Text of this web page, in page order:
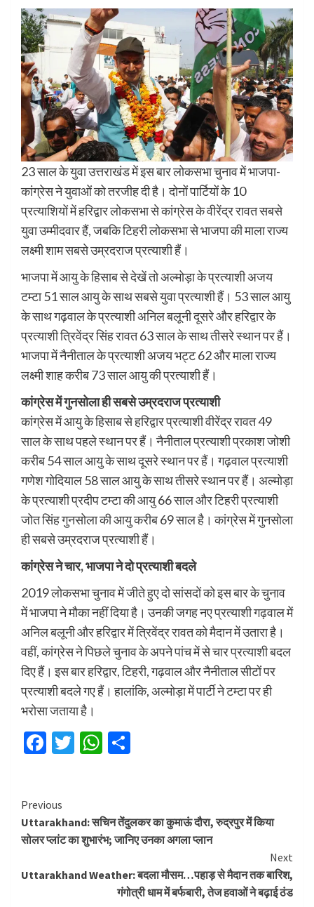
23 साल के युवा उत्तराखंड में इस बार लोकसभा चुनाव में भाजपा-
कांग्रेस ने युवाओं को तरजीह दी है। दोनों पार्टियों के 10
प्रत्याशियों में हरिद्वार लोकसभा से कांग्रेस के वीरेंद्र रावत सबसे
युवा उम्मीदवार हैं, जबकि टिहरी लोकसभा से भाजपा की माला राज्य
लक्ष्मी शाम सबसे उम्रदराज प्रत्याशी हैं।
भाजपा में आयु के हिसाब से देखें तो अल्मोड़ा के प्रत्याशी अजय
टम्टा 51 साल आयु के साथ सबसे युवा प्रत्याशी हैं। 53 साल आयु
के साथ गढ़वाल के प्रत्याशी अनिल बलूनी दूसरे और हरिद्वार के
प्रत्याशी त्रिवेंद्र सिंह रावत 63 साल के साथ तीसरे स्थान पर हैं।
भाजपा में नैनीताल के प्रत्याशी अजय भट्ट 62 और माला राज्य
लक्ष्मी शाह करीब 73 साल आयु की प्रत्याशी हैं।
कांग्रेस में गुनसोला ही सबसे उम्रदराज प्रत्याशी
कांग्रेस में आयु के हिसाब से हरिद्वार प्रत्याशी वीरेंद्र रावत 49
साल के साथ पहले स्थान पर हैं। नैनीताल प्रत्याशी प्रकाश जोशी
करीब 54 साल आयु के साथ दूसरे स्थान पर हैं। गढ़वाल प्रत्याशी
गणेश गोदियाल 58 साल आयु के साथ तीसरे स्थान पर हैं। अल्मोड़ा
के प्रत्याशी प्रदीप टम्टा की आयु 66 साल और टिहरी प्रत्याशी
जोत सिंह गुनसोला की आयु करीब 69 साल है। कांग्रेस में गुनसोला
ही सबसे उम्रदराज प्रत्याशी हैं।
कांग्रेस ने चार, भाजपा ने दो प्रत्याशी बदले
2019 लोकसभा चुनाव में जीते हुए दो सांसदों को इस बार के चुनाव
में भाजपा ने मौका नहीं दिया है। उनकी जगह नए प्रत्याशी गढ़वाल में
अनिल बलूनी और हरिद्वार में त्रिवेंद्र रावत को मैदान में उतारा है।
वहीं, कांग्रेस ने पिछले चुनाव के अपने पांच में से चार प्रत्याशी बदल
दिए हैं। इस बार हरिद्वार, टिहरी, गढ़वाल और नैनीताल सीटों पर
प्रत्याशी बदले गए हैं। हालांकि, अल्मोड़ा में पार्टी ने टम्टा पर ही
भरोसा जताया है।
Facebook
TwitterWhatsApp
Continue
Reading
Previous
Uttarakhand: सचिन तेंदुलकर का कुमाऊं दौरा, रुद्रपुर में किया
सोलर प्लांट का शुभारंभ; जानिए उनका अगला प्लान
Next
Uttarakhand Weather: बदला मौसम…पहाड़ से मैदान तक बारिश,
गंगोत्री धाम में बर्फबारी, तेज हवाओं ने बढ़ाई ठंड